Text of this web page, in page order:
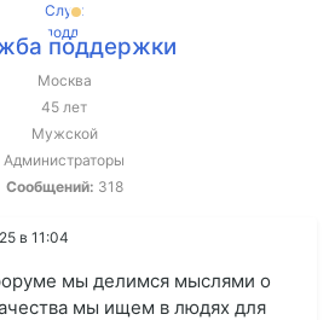
в 11:04
мы делимся мыслями о
мы ищем в людях для
поддержки
Москва
45 лет
Мужской
Администраторы
Сообщений: 318